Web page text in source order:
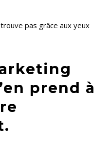
pas grâce aux yeux
prend à